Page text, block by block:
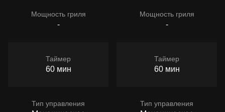
Мощность гриля
-
Таймер
60 мин
Тип управления
Мощность гриля
-
Таймер
60 мин
Тип управления